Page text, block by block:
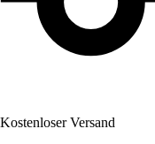
Kostenloser Versand